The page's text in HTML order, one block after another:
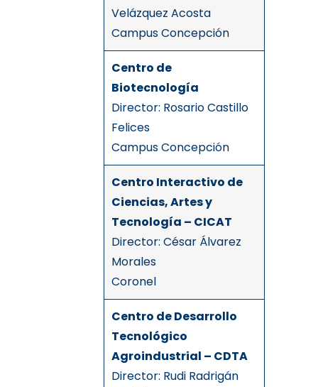
Velázquez Acosta
Campus Concepción
Centro de
Biotecnología
Director: Rosario Castillo
Felices
Campus Concepción
Centro Interactivo de
Ciencias, Artes y
Tecnología – CICAT
Director: César Álvarez
Morales
Coronel
Centro de Desarrollo
Tecnológico
Agroindustrial – CDTA
Director: Rudi Radrigán